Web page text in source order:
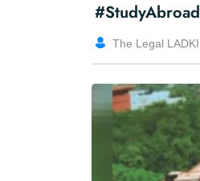
#StudyAbroad
The Legal LADKI